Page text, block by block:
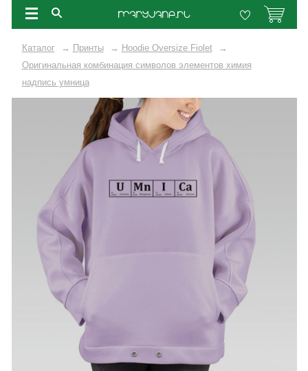
Каталог → Принты → Hoodie Oversize Fiolet
→
Оригинальная комбинация символов элементов химия
надпись умница